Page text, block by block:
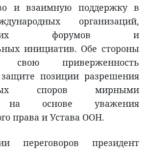
и взаимную поддержку в
организаций,
форумов и
инициатив. Обе стороны
свою приверженность
позиции разрешения
споров мирными
на основе уважения
права и Устава ООН.
переговоров президент